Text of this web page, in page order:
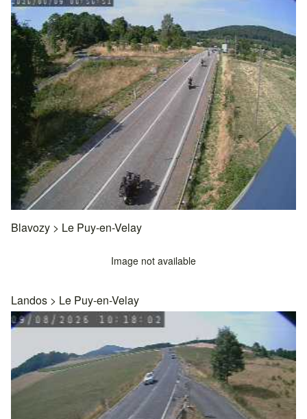
Blavozy > Le Puy-en-Velay
Image not available
Landos > Le Puy-en-Velay